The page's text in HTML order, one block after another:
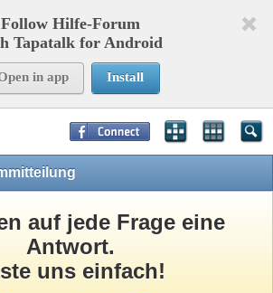
Follow Hilfe-Forum
Tapatalk for Android
in app Install
auf jede Frage eine
Antwort.
uns einfach!